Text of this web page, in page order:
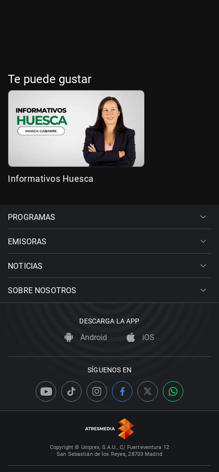
Te puede gustar
Informativos Huesca
PROGRAMAS
EMISORAS
NOTICIAS
SOBRE NOSOTROS
DESCARGA LA APP
Android iOS
SÍGUENOS EN
Copyright © Uniprex, S.A.U., C/ Fuerteventura 12
San Sebastián de los Reyes, 28703 Madrid